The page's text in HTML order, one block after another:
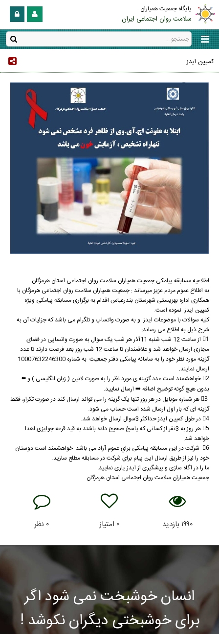
پایگاه جمعیت همیاران
سلامت روان اجتماعی ایران
كمپين ايدز
اطلاعيه مسابقه پيامكی جمعیت همیاران سلامت روان اجتماعی استان هرمزگان
به اطلاع عموم مردم عزيز ميرساند : جمعیت همیاران سلامت روان اجتماعی هرمزگان با
همکاری اداره بهزیستی شهرستان بندرعباس اقدام به برگزاری مسابقه پیامکی ويژه
کمپین ایدز نموده است.
كليه سوالات با موضوعات ایدز و به صورت واتساپ و تلگرام می باشد كه جزئيات آن به
شرح ذيل به اطلاع می رساند:
1⃣ از ساعت 12 شب شنبه 11آذر هر شب یک سوال به صورت واتساپی در فضای
مجازی ارسال خواهد شد و علاقمندان تا ساعت 12 شب روز بعد فرصت دارند تا عدد
گزينه مورد نظر خود را به سامانه پیامکی دفتر جمعیت به شماره 10007632246300
ارسال نمايند.
2⃣ خواهشمند است عدد گزينه ی مورد نظر را به صورت لاتين ( زبان انگلیسی ) و ⬅️
بدون هیچ گونه توضیح اضافه ➡️ ارسال نماييد.
3⃣ هر شماره موبايل در هر روز تنها یک گزينه را می تواند ارسال كند در صورت تكرار، فقط
گزينه ای كه بار اول ارسال شده است حساب می شود.
4⃣ در طول کمپین ایدز حداكثر 3سوال ارسال خواهد شد.
5⃣ هر روز به 3نفر از کسانی که پاسخ صحیح داده باشند به قید قرعه جوایزی اهدا
خواهد شد.
6⃣ شركت در اين مسابقه پیامکی براي عموم آزاد می باشد. خواهشمند است دوستان
خود را نيز از طريق ارسال اين پيام براي شركت در مسابقه مطلع سازيد.
ما را در آگاه سازی و پیشگیری از ایدز یاری نمایید.
جمعیت همیاران سلامت روان اجتماعی استان هرمزگان
۱۹۹۰ بازدید ۰ امتیاز ۰ نظر
انسان خوشبخت نمی شود اگر
برای خوشبختی دیگران نکوشد !